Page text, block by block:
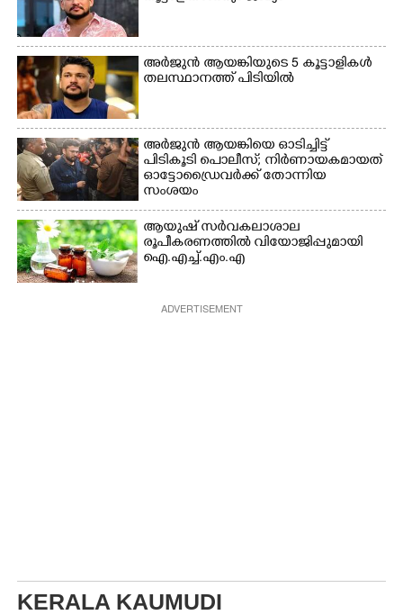
അർജുൻ ആയങ്കിയുടെ 5 കൂട്ടാളികൾ
തലസ്ഥാനത്ത് പിടിയിൽ
അർജുൻ ആയങ്കിയെ ഓടിച്ചിട്ട്
പിടികൂടി പൊലീസ്; നിർണായകമായത്
ഓട്ടോഡ്രൈവർക്ക് തോന്നിയ
സംശയം
ആയുഷ് സർവകലാശാല
രൂപീകരണത്തിൽ വിയോജിപ്പുമായി
ഐ.എച്ച്.എം.എ
ADVERTISEMENT
KERALA KAUMUDI